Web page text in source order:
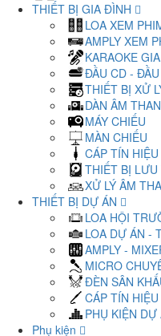
THIẾT BỊ GIA ĐÌNH
LOA XEM
AMPLY XEM
KARAOKE
ĐẦU CD -
THIẾT BỊ XỬ
DÀN ÂM
MÁY CHIẾU
MÀN CHIẾU
CÁP TÍN
THIẾT BỊ
XỬ LÝ ÂM
THIẾT BỊ DỰ ÁN
LOA HỘI
LOA DỰ ÁN -
AMPLY -
MICRO
ĐÈN SÂN
CÁP TÍN
PHỤ KIỆN
Phụ kiện